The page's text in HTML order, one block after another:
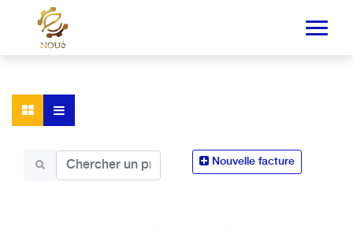
Nouvelle facture